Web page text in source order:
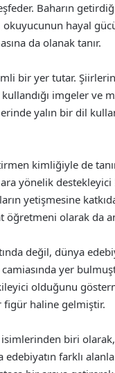
Baharın
hayal
da olanak tanır.
bir yer tutar.
imgeler ve
yalın bir dil
kimliğiyle de
yönelik
yetişmesine
olarak da
değil, dünya
yer
olduğunu
figür haline gelmiştir.
isimlerinden biri
farklı